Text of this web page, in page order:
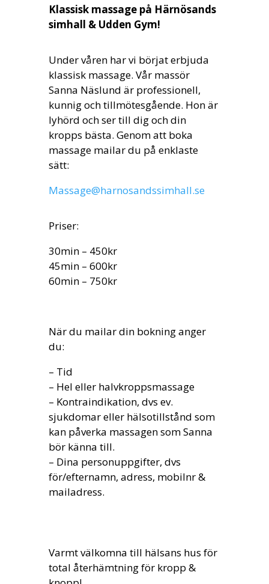
Klassisk massage på Härnösands
simhall & Udden Gym!
Under våren har vi börjat erbjuda
klassisk massage. Vår massör
Sanna Näslund är professionell,
kunnig och tillmötesgående. Hon är
lyhörd och ser till dig och din
kropps bästa. Genom att boka
massage mailar du på enklaste
sätt:
Massage@harnosandssimhall.se
Priser:
30min – 450kr
45min – 600kr
60min – 750kr
När du mailar din bokning anger
du:
– Tid
– Hel eller halvkroppsmassage
– Kontraindikation, dvs ev.
sjukdomar eller hälsotillstånd som
kan påverka massagen som Sanna
bör känna till.
– Dina personuppgifter, dvs
för/efternamn, adress, mobilnr &
mailadress.
Varmt välkomna till hälsans hus för
total återhämtning för kropp &